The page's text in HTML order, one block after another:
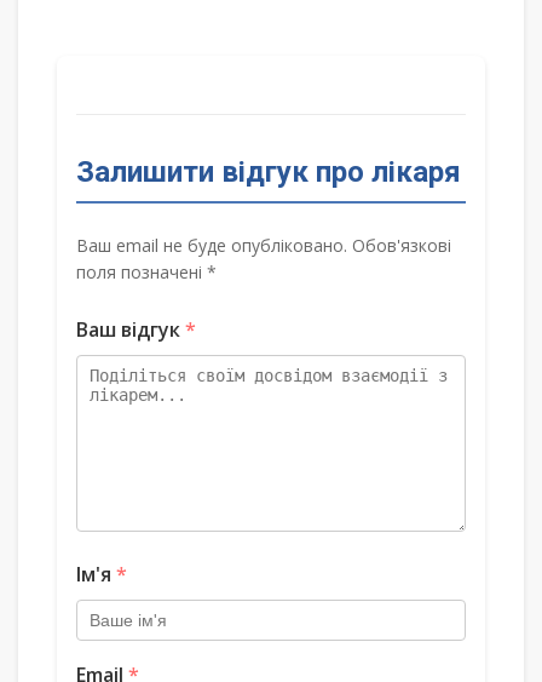
Залишити відгук про лікаря
Ваш email не буде опубліковано. Обов'язкові
поля позначені *
Ваш відгук*
Ім'я *
Email *